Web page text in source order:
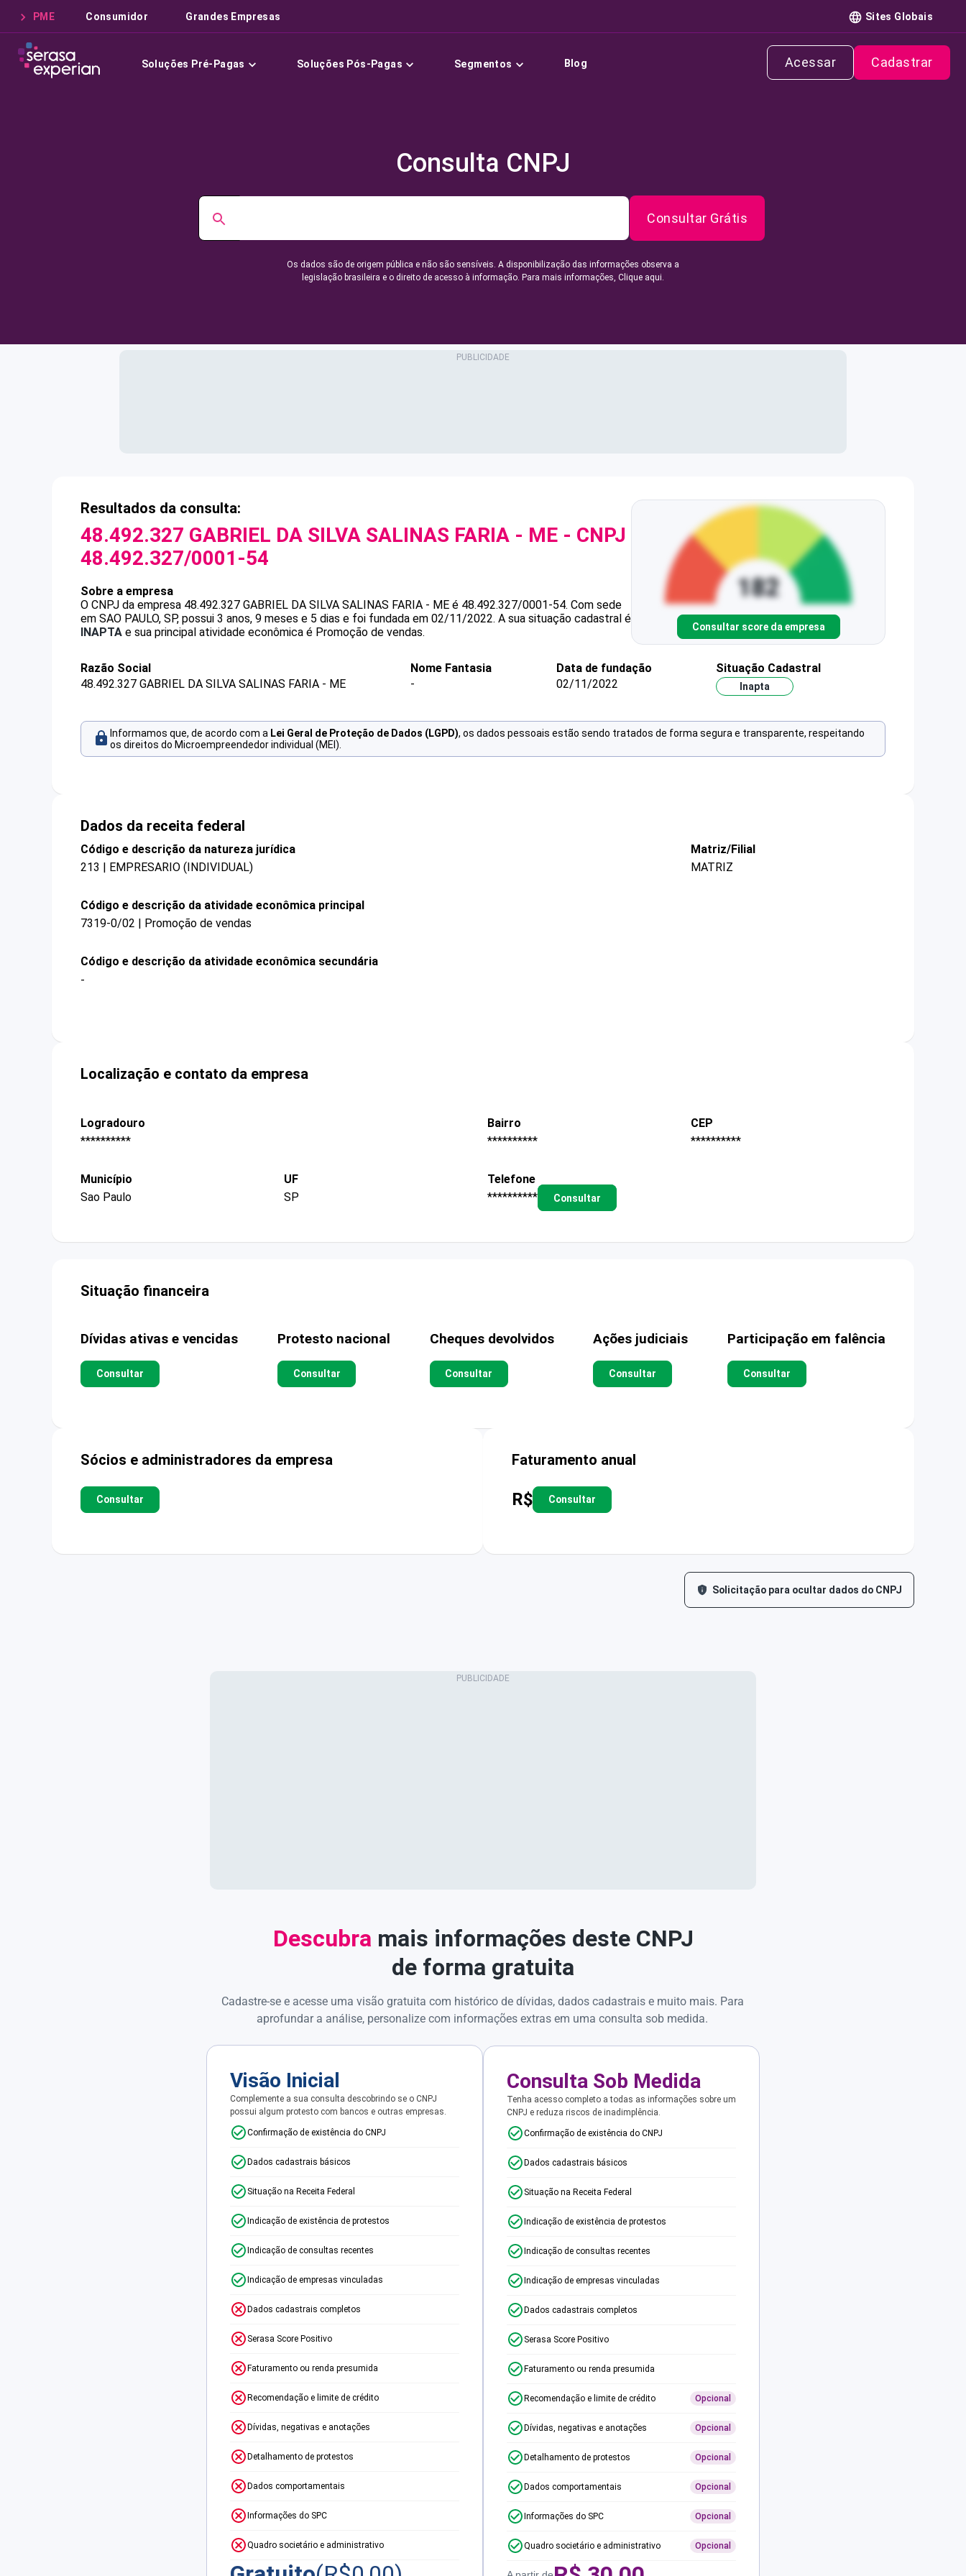
PME Consumidor Grandes Empresas Sites Globais
Soluções Pré-Pagas Soluções Pós-Pagas Segmentos Blog Acessar Cadastrar
Consulta CNPJ
Consultar Grátis
Os dados são de origem pública e não são sensíveis. A disponibilização das informações observa a
legislação brasileira e o direito de acesso à informação. Para mais informações, Clique aqui.
Resultados da consulta:
48.492.327 GABRIEL DA SILVA SALINAS FARIA - ME - CNPJ
48.492.327/0001-54
Sobre a empresa
O CNPJ da empresa 48.492.327 GABRIEL DA SILVA SALINAS FARIA - ME é 48.492.327/0001-54. Com sede
em SAO PAULO, SP, possui 3 anos, 9 meses e 5 dias e foi fundada em 02/11/2022. A sua situação cadastral é
INAPTA e sua principal atividade econômica é Promoção de vendas. Consultar score da empresa
Razão Social
48.492.327 GABRIEL DA SILVA SALINAS FARIA - ME
Nome Fantasia
-
Data de fundação
02/11/2022
Situação Cadastral
Inapta
Informamos que, de acordo com a Lei Geral de Proteção de Dados (LGPD), os dados pessoais estão sendo tratados de forma segura e transparente, respeitando
os direitos do Microempreendedor individual (MEI).
Dados da receita federal
Código e descrição da natureza jurídica
213 | EMPRESARIO (INDIVIDUAL)
Matriz/Filial
MATRIZ
Código e descrição da atividade econômica principal
7319-0/02 | Promoção de vendas
Código e descrição da atividade econômica secundária
-
Localização e contato da empresa
Logradouro
**********
Bairro
**********
CEP
**********
Município
Sao Paulo
UF
SP
Telefone
**********
Consultar
Situação financeira
Dívidas ativas e vencidas
Consultar
Protesto nacional
Consultar
Cheques devolvidos
Consultar
Ações judiciais
Consultar
Participação em falência
Consultar
Sócios e administradores da empresa
Consultar
Faturamento anual
R$ Consultar
Solicitação para ocultar dados do CNPJ
Descubra mais informações deste CNPJ
de forma gratuita
Cadastre-se e acesse uma visão gratuita com histórico de dívidas, dados cadastrais e muito mais. Para
aprofundar a análise, personalize com informações extras em uma consulta sob medida.
Visão Inicial
Complemente a sua consulta descobrindo se o CNPJ
possui algum protesto com bancos e outras empresas.
Confirmação de existência do CNPJ
Dados cadastrais básicos
Situação na Receita Federal
Indicação de existência de protestos
Indicação de consultas recentes
Indicação de empresas vinculadas
Dados cadastrais completos
Serasa Score Positivo
Faturamento ou renda presumida
Recomendação e limite de crédito
Dívidas, negativas e anotações
Detalhamento de protestos
Dados comportamentais
Informações do SPC
Quadro societário e administrativo
Consulta Sob Medida
Tenha acesso completo a todas as informações sobre um
CNPJ e reduza riscos de inadimplência.
Confirmação de existência do CNPJ
Dados cadastrais básicos
Situação na Receita Federal
Indicação de existência de protestos
Indicação de consultas recentes
Indicação de empresas vinculadas
Dados cadastrais completos
Serasa Score Positivo
Faturamento ou renda presumida
Recomendação e limite de crédito Opcional
Dívidas, negativas e anotações Opcional
Detalhamento de protestos Opcional
Dados comportamentais Opcional
Informações do SPC Opcional
Quadro societário e administrativo Opcional